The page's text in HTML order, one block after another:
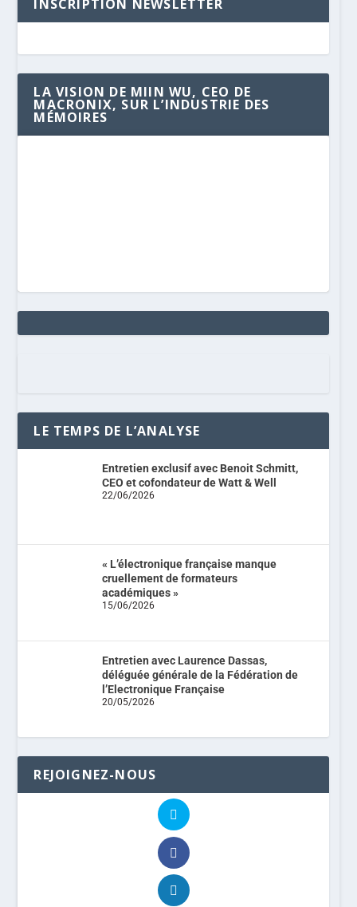
INSCRIPTION NEWSLETTER
LA VISION DE MIIN WU, CEO DE
MACRONIX, SUR L’INDUSTRIE DES
MÉMOIRES
LE TEMPS DE L’ANALYSE
Entretien exclusif avec Benoit Schmitt,
CEO et cofondateur de Watt & Well
22/06/2026
« L’électronique française manque
cruellement de formateurs
académiques »
15/06/2026
Entretien avec Laurence Dassas,
déléguée générale de la Fédération de
l’Electronique Française
20/05/2026
REJOIGNEZ-NOUS